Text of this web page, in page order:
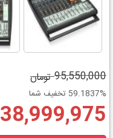
95,550,000 تومان
59.1837% تخفیف شما
38,999,975 تومان